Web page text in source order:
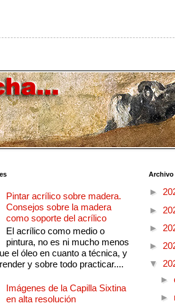
Pintar acrílico sobre madera.
Consejos sobre la madera
como soporte del acrílico
El acrílico como medio o
pintura, no es ni mucho menos
el óleo en cuanto a técnica, y
y sobre todo practicar....
Imágenes de la Capilla Sixtina
en alta resolución
►
►
►
►
▼
►
►